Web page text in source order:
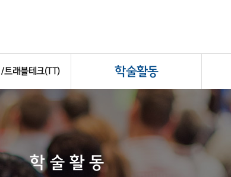
트래블테크(TT) 학술활동
학술활동